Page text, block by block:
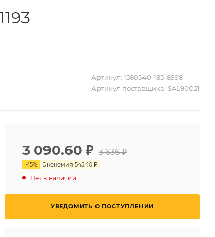
Артикул: 1580540-185-8998
Артикул поставщика: SAL90021
3 090.60 ₽ 3 636 ₽
-15% Экономия 545.40 ₽
Нет в наличии
УВЕДОМИТЬ О ПОСТУПЛЕНИИ